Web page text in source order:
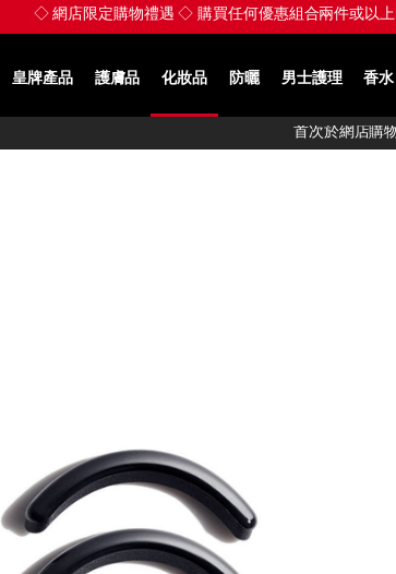
◇ 網店限定購物禮遇 ◇ 購買任何優惠組合兩件或以上
皇牌產品 護膚品 化妝品 防曬 男士護理 香水
首次於網店購